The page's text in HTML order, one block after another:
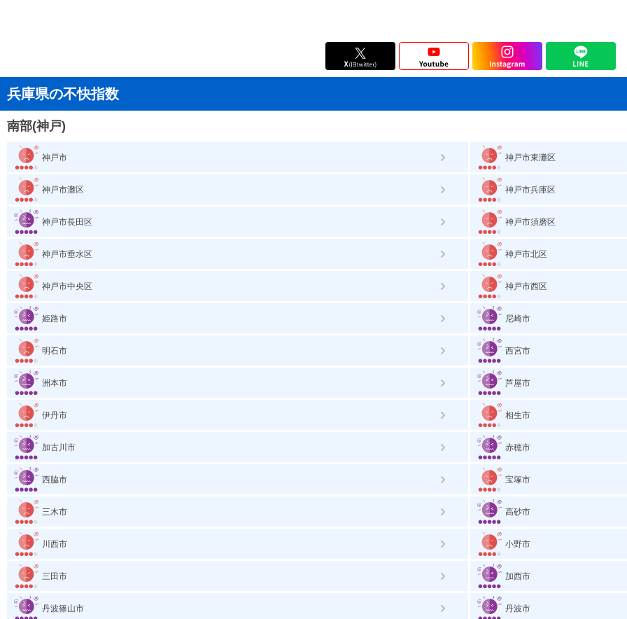
兵庫県の不快指数
南部(神戸)
神戸市 神戸市東灘区
神戸市灘区 神戸市兵庫区
神戸市長田区 神戸市須磨区
神戸市垂水区 神戸市北区
神戸市中央区 神戸市西区
姫路市 尼崎市
明石市 西宮市
洲本市 芦屋市
伊丹市 相生市
加古川市 赤穂市
西脇市 宝塚市
三木市 高砂市
川西市 小野市
三田市 加西市
丹波篠山市 丹波市